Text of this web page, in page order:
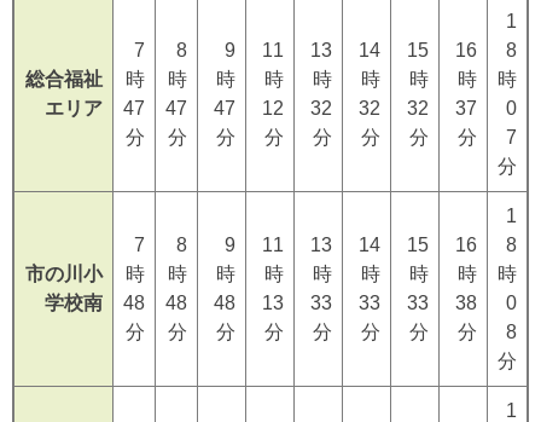
総合福祉
エリア
7
時
47
分
8
時
47
分
9
時
47
分
11
時
12
分
13
時
32
分
14
時
32
分
15
時
32
分
16
時
37
分
1
8
時
0
7
分
市の川小
学校南
7
時
48
分
8
時
48
分
9
時
48
分
11
時
13
分
13
時
33
分
14
時
33
分
15
時
33
分
16
時
38
分
1
8
時
0
8
分
1